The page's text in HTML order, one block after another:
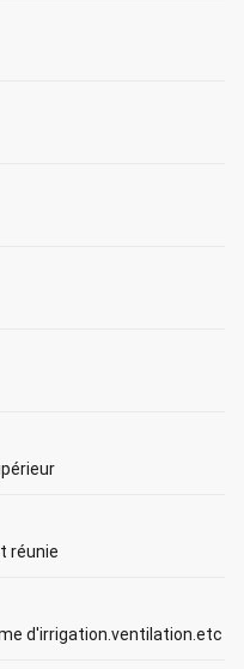
réunie
d'irrigation.ventilation.etc